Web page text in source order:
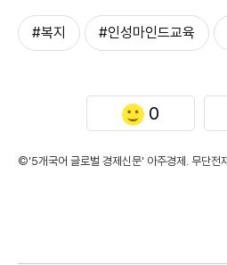
#복지 #인성마인드교육
0
©'5개국어 글로벌 경제신문' 아주경제. 무단전